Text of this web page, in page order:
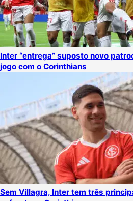
Inter “entrega” suposto novo
jogo com o Corinthians
Sem Villagra, Inter tem três